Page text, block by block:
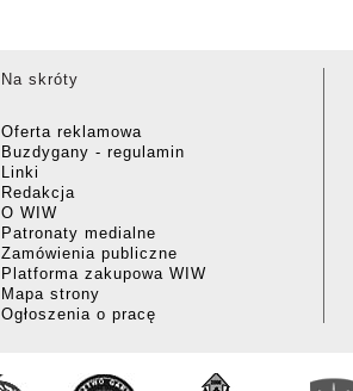
Na skróty
Oferta reklamowa
Buzdygany - regulamin
Linki
Redakcja
O WIW
Patronaty medialne
Zamówienia publiczne
Platforma zakupowa WIW
Mapa strony
Ogłoszenia o pracę